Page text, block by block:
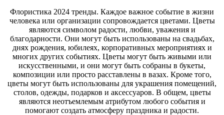
Флористика 2024 тренды. Каждое важное событие в жизни
человека или организации сопровождается цветами. Цветы
являются символом радости, любви, уважения и
благодарности. Они могут быть использованы на свадьбах,
днях рождения, юбилеях, корпоративных мероприятиях и
многих других событиях. Цветы могут быть живыми или
искусственными, и они могут быть собраны в букеты,
композиции или просто расставлены в вазах. Кроме того,
цветы могут быть использованы для украшения помещений,
столов, одежды, подарков и аксессуаров. В общем, цветы
являются неотъемлемым атрибутом любого события и
помогают создать атмосферу праздника и радости.